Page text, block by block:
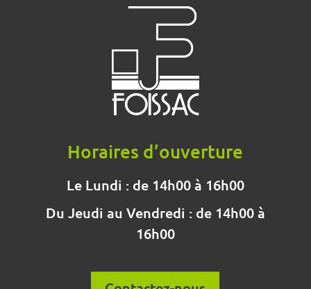
Horaires d’ouverture
Le Lundi : de 14h00 à 16h00
Du Jeudi au Vendredi : de 14h00 à
16h00